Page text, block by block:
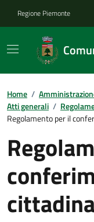
Regione Piemonte
Home /
Atti generali /
Regolamento per il